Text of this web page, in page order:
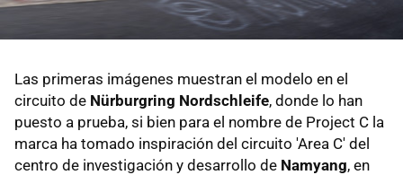
Las primeras imágenes muestran el modelo en el
circuito de Nürburgring Nordschleife, donde lo han
puesto a prueba, si bien para el nombre de Project C la
marca ha tomado inspiración del circuito 'Area C' del
centro de investigación y desarrollo de Namyang, en